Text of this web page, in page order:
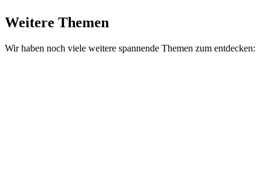
Weitere Themen
Wir haben noch viele weitere spannende Themen zum entdecken: